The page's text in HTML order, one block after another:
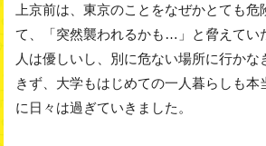
上京前は、東京のことをなぜかとても
て、「突然襲われるかも…」と脅えてい
人は優しいし、別に危ない場所に行かな
きず、大学もはじめての一人暮らしも本
に日々は過ぎていきました。